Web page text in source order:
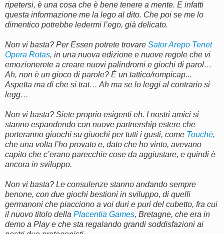
ripetersi, è una cosa che è bene tenere a mente. E infatti
questa informazione me la lego al dito. Che poi se me lo
dimentico potrebbe ledermi l’ego, già delicato.
Non vi basta? Per Essen potrete trovare Sator Arepo Tenet
Opera Rotas, in una nuova edizione e nuove regole che vi
emozionerete a creare nuovi palindromi e giochi di parol…
Ah, non è un gioco di parole? È un tattico/rompicap...
Aspetta ma di che si trat… Ah ma se lo leggi al contrario si
legg…
Non vi basta? Siete proprio esigenti eh. I nostri amici si
stanno espandendo con nuove partnership estere che
porteranno giuochi su giuochi per tutti i gusti, come Touchè,
che una volta l’ho provato e, dato che ho vinto, avevano
capito che c’erano parecchie cose da aggiustare, e quindi è
ancora in sviluppo.
Non vi basta? Le consulenze stanno andando sempre
benone, con due giochi bestioni in sviluppo, di quelli
germanoni che piacciono a voi duri e puri del cubetto, fra cui
il nuovo titolo della Placentia Games, Bretagne, che era in
demo a Play e che sta regalando grandi soddisfazioni ai